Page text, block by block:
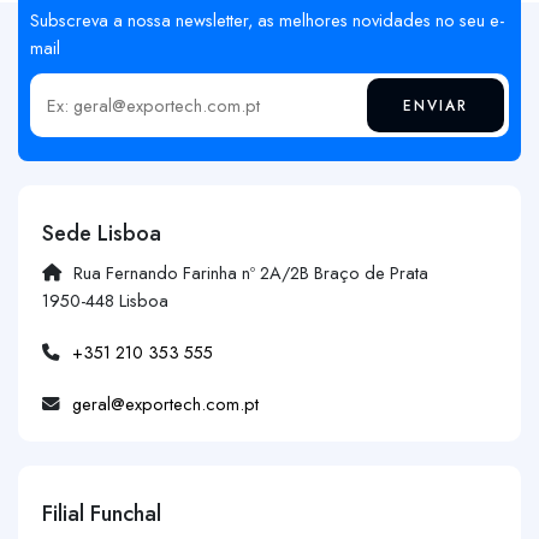
Subscreva a nossa newsletter, as melhores novidades no seu e-
mail
Insira o seu email ENVIAR
Sede Lisboa
Rua Fernando Farinha nº 2A/2B Braço de Prata
1950-448 Lisboa
+351 210 353 555
geral@exportech.com.pt
Filial Funchal